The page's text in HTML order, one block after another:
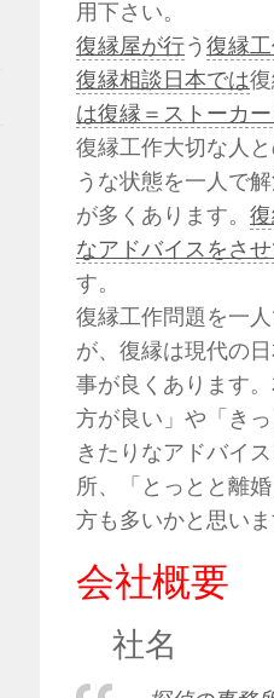
用下さい。
復縁屋が行う復縁
復縁相談日本では
は復縁＝ストーカ
復縁工作大切な人
うな状態を一人で
が多くあります。
なアドバイスをさ
す。
復縁工作問題を一
が、復縁は現代の
事が良くあります
方が良い」や「き
きたりなアドバイ
所、「とっとと離
方も多いかと思いま
会社概要
社名